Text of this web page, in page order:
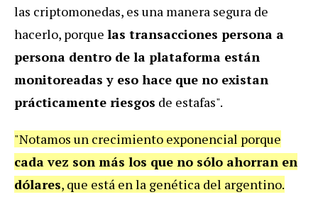
las criptomonedas, es una manera segura de
hacerlo, porque las transacciones persona a
persona dentro de la plataforma están
monitoreadas y eso hace que no existan
prácticamente riesgos de estafas".
"Notamos un crecimiento exponencial porque
cada vez son más los que no sólo ahorran en
dólares, que está en la genética del argentino.